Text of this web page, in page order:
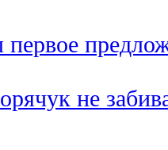
первое
не